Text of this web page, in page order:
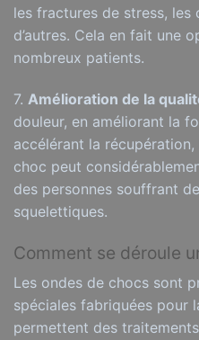
les fractures de stress,
d’autres. Cela en fait une
nombreux patients.
7. Amélioration de la
douleur, en améliorant la
accélérant la
choc peut
des personnes souffrant
squelettiques.
Comment se déroule
Les ondes de chocs sont
spéciales fabriquées pour
permettent des